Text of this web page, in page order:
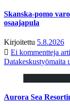
Skanska-pomo
osaajapula
Kirjoitettu 5.8.2026
Ei kommentteja
Datakeskustyömaita
Aurora Sea